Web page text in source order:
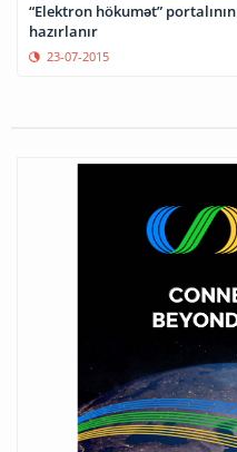
“Elektron hökumət”
hazırlanır
23-07-2015